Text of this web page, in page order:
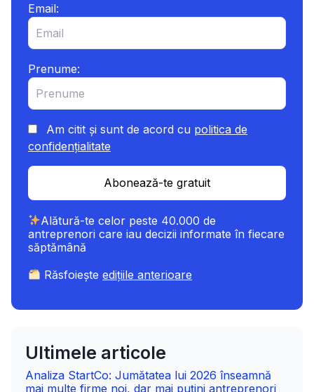
Email:
Prenume:
Am citit și sunt de acord cu politica de
confidențialitate
Abonează-te gratuit
Alătură-te celor peste 40.000 de
antreprenori care iau decizii informate în fiecare
săptămână
Răsfoieșteedițiile anterioare
Ultimele articole
Analiza StartCo: Jumătatea lui 2026 înseamnă
mai multe firme noi, dar mai puțini antreprenori